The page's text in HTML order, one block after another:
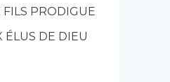
FILS PRODIGUE
ÉLUS DE DIEU